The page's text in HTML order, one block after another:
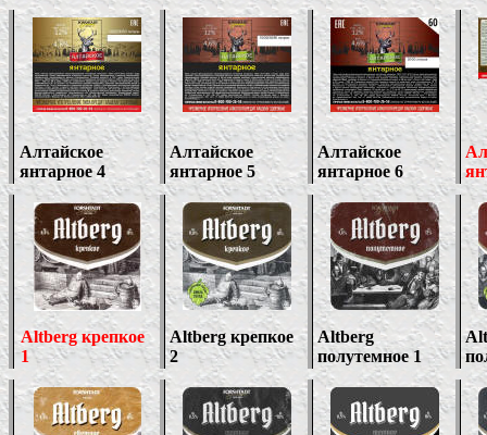
Алтайское
янтарное 4
Алтайское
янтарное5
Алтайское
янтарное 6
Altbergкрепкое
1
Altberg крепкое
2
Altberg
полутемное 1